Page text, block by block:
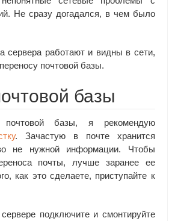
Не сразу догадался, в чем было
сервера работают и видны в сети,
почтовой базы.
базы
почтовой базы, я рекомендую
. Зачастую в почте хранится
не нужной информации. Чтобы
почты, лучше заранее ее
как это сделаете, приступайте к
подключите и смонтируйте